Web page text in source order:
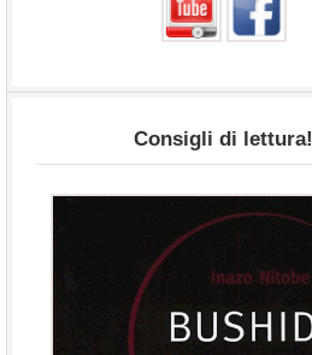
Consigli di lettura!